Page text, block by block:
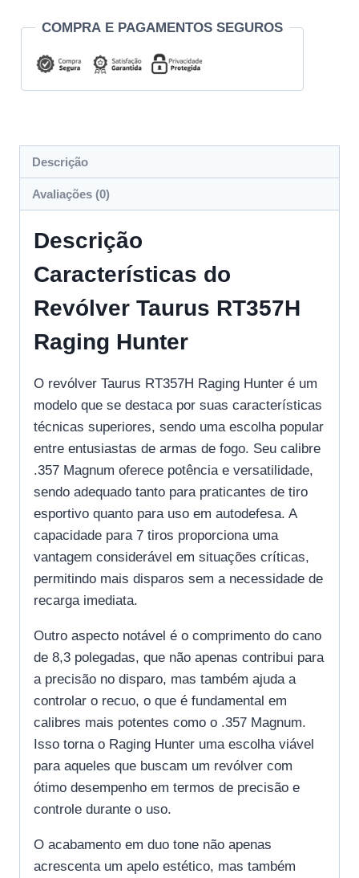
COMPRA E PAGAMENTOS SEGUROS
Descrição
Avaliações (0)
Descrição
Características do
Revólver Taurus RT357H
Raging Hunter
O revólver Taurus RT357H Raging Hunter é um
modelo que se destaca por suas características
técnicas superiores, sendo uma escolha popular
entre entusiastas de armas de fogo. Seu calibre
.357 Magnum oferece potência e versatilidade,
sendo adequado tanto para praticantes de tiro
esportivo quanto para uso em autodefesa. A
capacidade para 7 tiros proporciona uma
vantagem considerável em situações críticas,
permitindo mais disparos sem a necessidade de
recarga imediata.
Outro aspecto notável é o comprimento do cano
de 8,3 polegadas, que não apenas contribui para
a precisão no disparo, mas também ajuda a
controlar o recuo, o que é fundamental em
calibres mais potentes como o .357 Magnum.
Isso torna o Raging Hunter uma escolha viável
para aqueles que buscam um revólver com
ótimo desempenho em termos de precisão e
controle durante o uso.
O acabamento em duo tone não apenas
acrescenta um apelo estético, mas também